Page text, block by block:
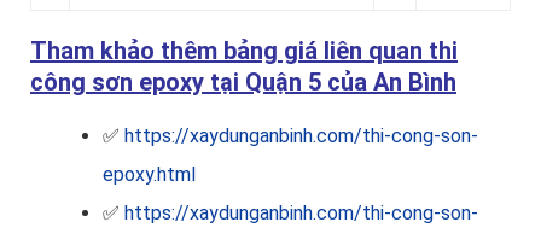
Tham khảo thêm bảng giá liên quan thi
công sơn epoxy tại Quận 5 của An Bình
✅ https://xaydunganbinh.com/thi-cong-son-
epoxy.html
✅ https://xaydunganbinh.com/thi-cong-son-